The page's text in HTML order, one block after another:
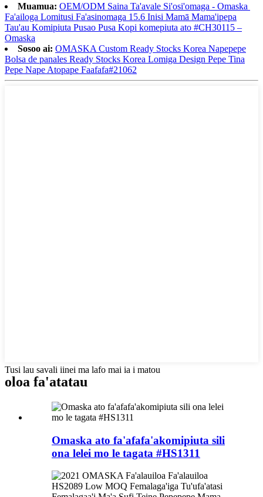
Muamua: OEM/ODM Saina Ta'avale Si'osi'omaga - Omaska ​​
Fa'ailoga Lomitusi Fa'asinomaga 15.6 Inisi Mamā Mama'ipepa
Tau'au Komipiuta Pusao Pusa Kopi komepiuta ato #CH30115 –
Omaska
Sosoo ai: OMASKA Custom Ready Stocks Korea Napepepe
Bolsa de panales Ready Stocks Korea Lomiga Design Pepe Tina
Pepe Nape Atopape Faafafa#21062
Tusi lau savali iinei ma lafo mai ia i matou
oloa fa'atatau
Omaska ​​ato fa'afafa'akomipiuta sili
ona lelei mo le tagata #HS1311